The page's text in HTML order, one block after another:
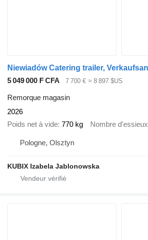
5 049 000 F CFA 7 700 € ≈ 8 897 $US
Remorque magasin
2026
Poids net à vide 770 kg Nombre d'essieux
Pologne, Olsztyn
KUBIX Izabela Jablonowska